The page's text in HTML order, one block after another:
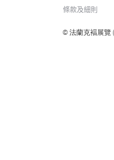
條款及細則
© 法蘭克褔展覽